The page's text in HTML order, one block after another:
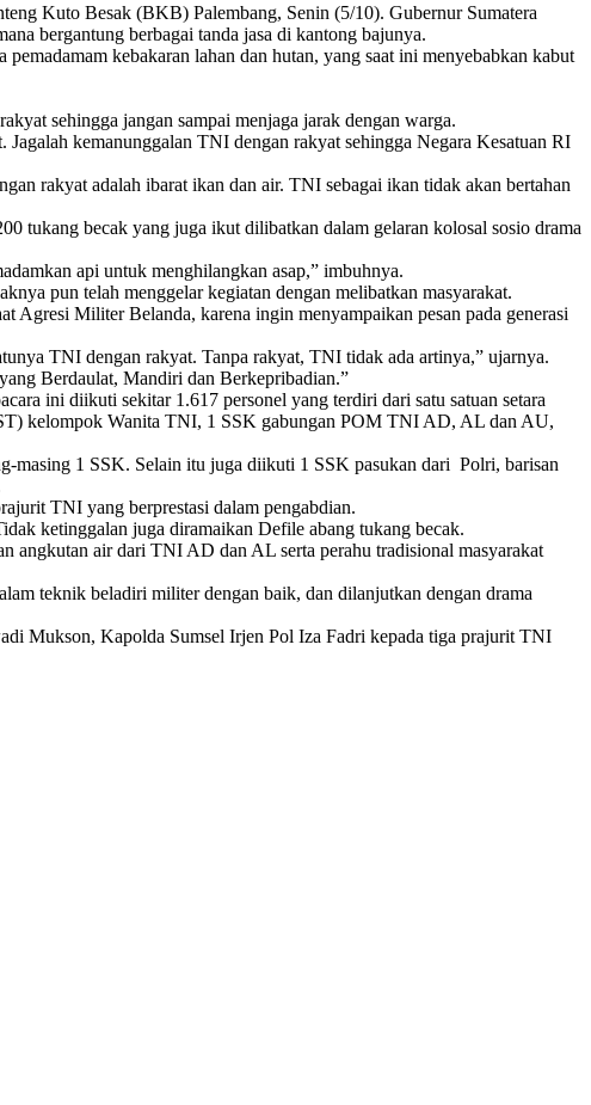
Kuto Besak (BKB) Palembang, Senin (5/10). Gubernur Sumatera
bergantung berbagai tanda jasa di kantong bajunya.
kebakaran lahan dan hutan, yang saat ini menyebabkan kabut
sehingga jangan sampai menjaga jarak dengan warga.
kemanunggalan TNI dengan rakyat sehingga Negara Kesatuan RI
rakyat adalah ibarat ikan dan air. TNI sebagai ikan tidak akan bertahan
tukang becak yang juga ikut dilibatkan dalam gelaran kolosal sosio drama
api untuk menghilangkan asap,” imbuhnya.
pun telah menggelar kegiatan dengan melibatkan masyarakat.
Agresi Militer Belanda, karena ingin menyampaikan pesan pada generasi
TNI dengan rakyat. Tanpa rakyat, TNI tidak ada artinya,” ujarnya.
Berdaulat, Mandiri dan Berkepribadian.”
ini diikuti sekitar 1.617 personel yang terdiri dari satu satuan setara
kelompok Wanita TNI, 1 SSK gabungan POM TNI AD, AL dan AU,
masing 1 SSK. Selain itu juga diikuti 1 SSK pasukan dari Polri, barisan
TNI yang berprestasi dalam pengabdian.
ketinggalan juga diramaikan Defile abang tukang becak.
angkutan air dari TNI AD dan AL serta perahu tradisional masyarakat
teknik beladiri militer dengan baik, dan dilanjutkan dengan drama
Mukson, Kapolda Sumsel Irjen Pol Iza Fadri kepada tiga prajurit TNI